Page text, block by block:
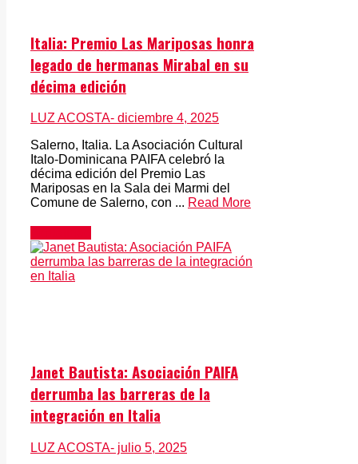
Italia: Premio Las Mariposas honra
legado de hermanas Mirabal en su
décima edición
LUZ ACOSTA- diciembre 4, 2025
Salerno, Italia. La Asociación Cultural
Italo-Dominicana PAIFA celebró la
décima edición del Premio Las
Mariposas en la Sala dei Marmi del
Comune de Salerno, con ... Read More
Janet Bautista: Asociación PAIFA
derrumba las barreras de la
integración en Italia
LUZ ACOSTA- julio 5, 2025